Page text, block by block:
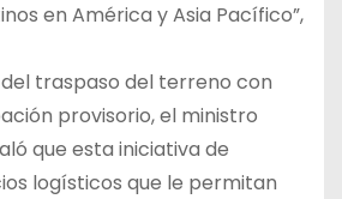
en América y Asia Pacífico”,
traspaso del terreno con
provisorio, el ministro
que esta iniciativa de
logísticos que le permitan